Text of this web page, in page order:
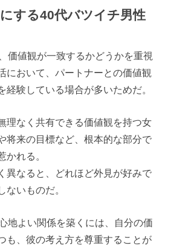
する40代バツイチ男性
価値観が一致するかどうかを重視
において、パートナーとの価値観
経験している場合が多いためだ。
理なく共有できる価値観を持つ女
将来の目標など、根本的な部分で
かれる。
異なると、どれほど外見が好みで
ないものだ。
地よい関係を築くには、自分の価
も、彼の考え方を尊重することが